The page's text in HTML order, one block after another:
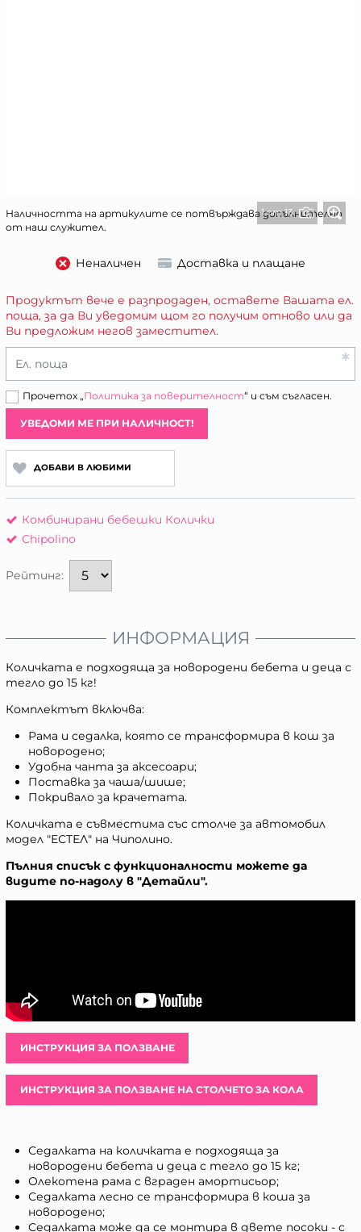
1 от 13
Наличността на артикулите се потвърждава допълнително
от наш служител.
Неналичен Доставка и плащане
Продуктът вече е разпродаден, оставете Вашата ел.
поща, за да Ви уведомим щом го получим отново или да
Ви предложим негов заместител.
Ел. поща
Прочетох „Политика за поверителност“ и съм съгласен.
УВЕДОМИ МЕ ПРИ НАЛИЧНОСТ!
ДОБАВИ В ЛЮБИМИ
Комбинирани бебешки Колички
Chipolino
Рейтинг:
ИНФОРМАЦИЯ
Количката е подходяща за новородени бебета и деца с
тегло до 15 кг!
Комплектът включва:
Рама и седалка, която се трансформира в кош за
новородено;
Удобна чанта за аксесоари;
Поставка за чаша/шише;
Покривало за крачетата.
Количката е съвместима със столче за автомобил
модел "ЕСТЕЛ" на Чиполино.
Пълния списък с функционалности можете да
видите по-надолу в "Детайли".
ИНСТРУКЦИЯ ЗА ПОЛЗВАНЕ
ИНСТРУКЦИЯ ЗА ПОЛЗВАНЕ НА СТОЛЧЕТО ЗА КОЛА
Седалката на количката е подходяща за
новородени бебета и деца с тегло до 15 кг;
Олекотена рама с вграден амортисьор;
Седалката лесно се трансформира в коша за
новородено;
Седалката може да се монтира в двете посоки - с